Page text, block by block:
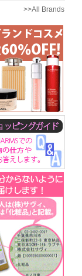
>>All Brands